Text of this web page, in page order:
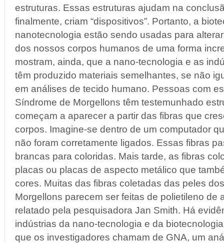
estruturas. Essas estruturas ajudam na
finalmente, criam “dispositivos”. Portanto, a
nanotecnologia estão sendo usadas para
dos nossos corpos humanos de uma forma
mostram, ainda, que a nano-tecnologia e as
têm produzido materiais semelhantes, se não
em análises de tecido humano. Pessoas com
Síndrome de Morgellons têm testemunhado
começam a aparecer a partir das fibras que
corpos. Imagine-se dentro de um computador
não foram corretamente ligados. Essas fibras
brancas para coloridas. Mais tarde, as fibras
placas ou placas de aspecto metálico que
cores. Muitas das fibras coletadas das peles
Morgellons parecem ser feitas de polietileno de
relatado pela pesquisadora Jan Smith. Há
indústrias da nano-tecnologia e da
que os investigadores chamam de GNA, um